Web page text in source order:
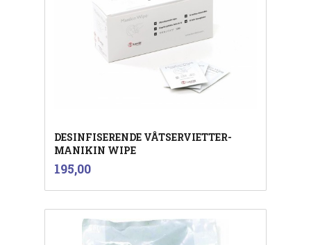
DESINFISERENDE VÅTSERVIETTER-
MANIKIN WIPE
Pris
195,00mva.